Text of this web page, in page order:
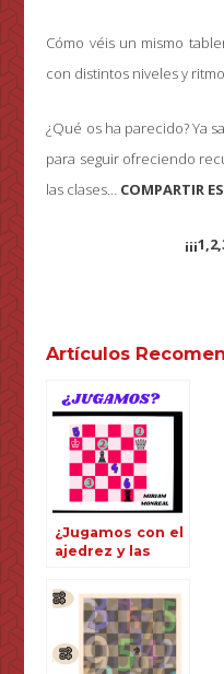
Cómo véis un mismo
con distintos niveles y
¿Qué os ha parecido? Ya
para seguir ofreciendo
las clases… COMPARTIR ES
Artículos
¿Jugamos con el
ajedrez y las